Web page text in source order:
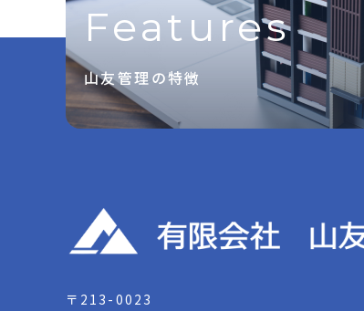
Features
山友管理の特徴
〒213-0023